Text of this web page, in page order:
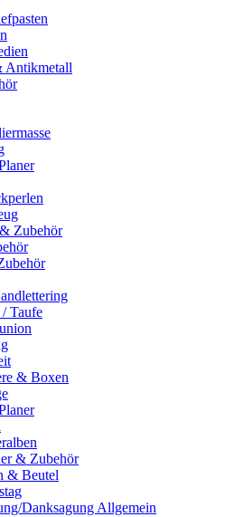
Antikmetall
Zubehör
Taufe
& Boxen
& Zubehör
& Beutel
Danksagung Allgemein